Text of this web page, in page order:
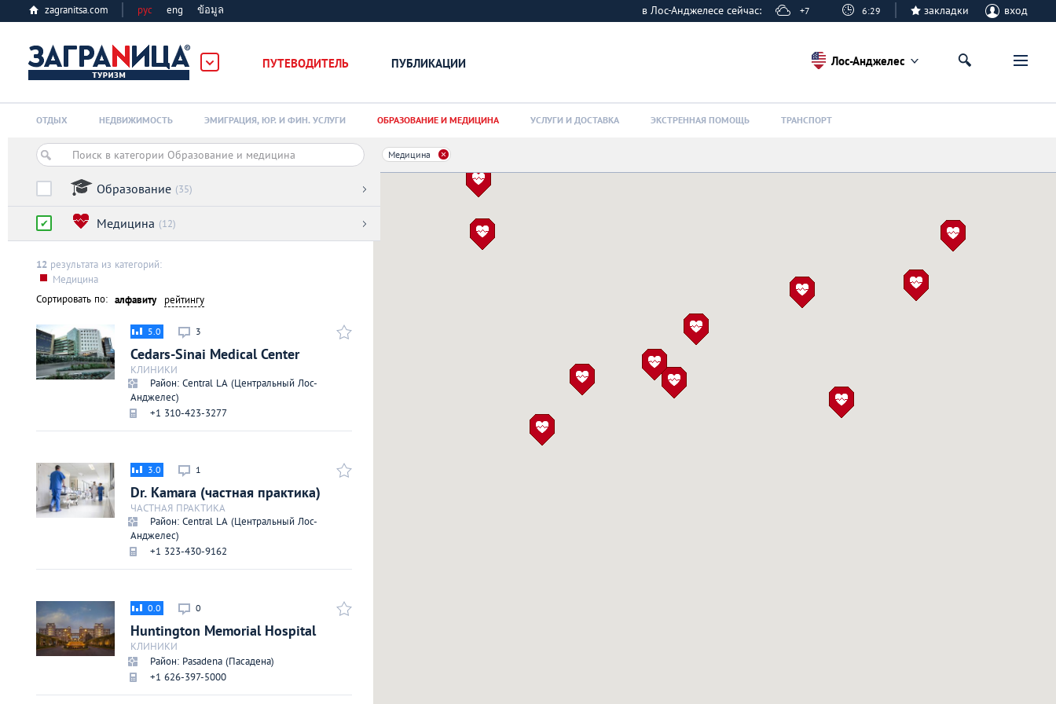
zagranitsa.com рус eng ข้อมูล в Лос-Анджелесе сейчас: +7 6:29 закладки вход
ПУТЕВОДИТЕЛЬ ПУБЛИКАЦИИ
Алматы
Астана
Киев
Лондон
Москва
Париж
Санкт-Петербург
Лос-Анджелес
ОТДЫХ НЕДВИЖИМОСТЬ ЭМИГРАЦИЯ, ЮР. И ФИН. УСЛУГИ ОБРАЗОВАНИЕ И МЕДИЦИНА УСЛУГИ И ДОСТАВКА ЭКСТРЕННАЯ ПОМОЩЬ ТРАНСПОРТ
Образование (35)
Медицина (12)
12 результата из категорий:
Медицина
Сортировать по: алфавиту рейтингу
3
5.0
Cedars-Sinai Medical Center
КЛИНИКИ
Район: Central LA (Центральный Лос-
Анджелес)
+1 310-423-3277
1
3.0
Dr. Kamara (частная практика)
ЧАСТНАЯ ПРАКТИКА
Район: Central LA (Центральный Лос-
Анджелес)
+1 323-430-9162
0
0.0
Huntington Memorial Hospital
КЛИНИКИ
Район: Pasadena (Пасадена)
+1 626-397-5000
Медицина